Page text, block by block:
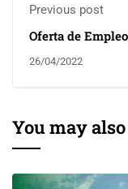
Previous post
Oferta de Empleo
26/04/2022
You may